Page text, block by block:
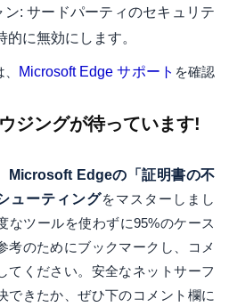
ン: サードパーティのセキュリテ
に無効にします。
Microsoft Edge サポート を確認
ジングが待っています!
Microsoft Edgeの「証明書の不
ューティングをマスターしまし
なツールを使わずに95%のケース
考のためにブックマークし、コメ
てください。安全なネットサーフ
できたか、ぜひ下のコメント欄に